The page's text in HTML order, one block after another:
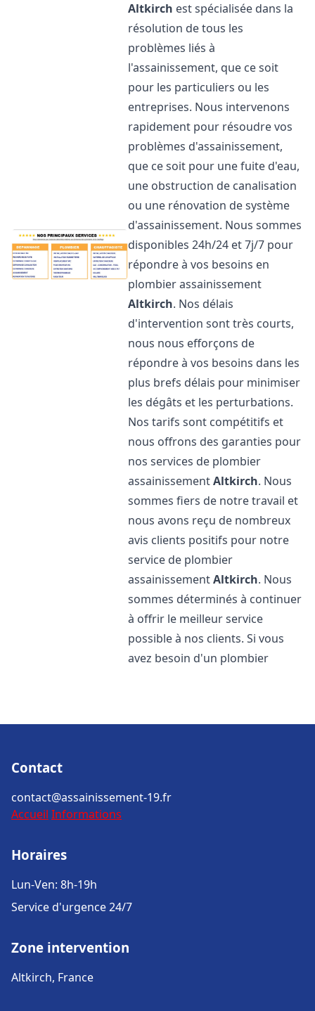
Altkirch est spécialisée dans la
résolution de tous les
problèmes liés à
l'assainissement, que ce soit
pour les particuliers ou les
entreprises. Nous intervenons
rapidement pour résoudre vos
problèmes d'assainissement,
que ce soit pour une fuite d'eau,
une obstruction de canalisation
ou une rénovation de système
d'assainissement. Nous sommes
disponibles 24h/24 et 7j/7 pour
répondre à vos besoins en
plombier assainissement
Altkirch. Nos délais
d'intervention sont très courts,
nous nous efforçons de
répondre à vos besoins dans les
plus brefs délais pour minimiser
les dégâts et les perturbations.
Nos tarifs sont compétitifs et
nous offrons des garanties pour
nos services de plombier
assainissementAltkirch. Nous
sommes fiers de notre travail et
nous avons reçu de nombreux
avis clients positifs pour notre
service de plombier
assainissementAltkirch. Nous
sommes déterminés à continuer
à offrir le meilleur service
possible à nos clients. Si vous
avez besoin d'un plombier
Contact
contact@assainissement-19.fr
Accueil Informations
Horaires
Lun-Ven: 8h-19h
Service d'urgence 24/7
Zone intervention
Altkirch, France